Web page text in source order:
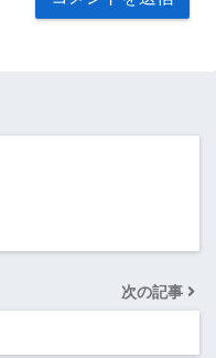
次の記事